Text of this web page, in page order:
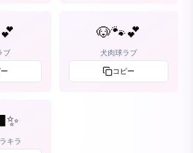
ブ
🐶🐾💕
犬肉球ラブ
コピー
キラ